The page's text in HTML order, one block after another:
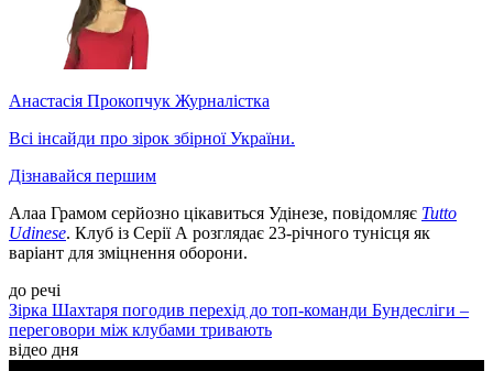
Анастасія Прокопчук Журналістка
Всі інсайди про зірок збірної України.
Дізнавайся першим
Алаа Грамом серйозно цікавиться Удінезе, повідомляє Tutto
Udinese. Клуб із Серії А розглядає 23-річного тунісця як
варіант для зміцнення оборони.
до речі
Зірка Шахтаря погодив перехід до топ-команди Бундесліги –
переговори між клубами тривають
відео дня